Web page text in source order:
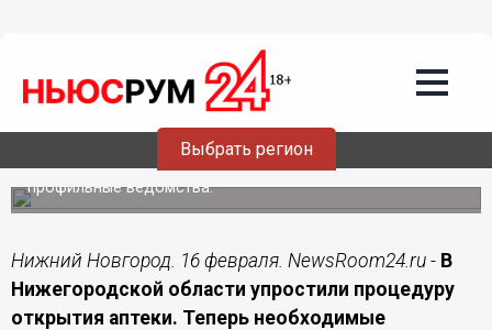
Выбрать регион
Открыть аптеку в Нижегородской
области теперь можно через
Предпринимателям доступна «бесшовная» подача
документов — заявление автоматически направляется в
профильные ведомства.
Нижний Новгород. 16 февраля. NewsRoom24.ru - В
Нижегородской области упростили процедуру
открытия аптеки. Теперь необходимые